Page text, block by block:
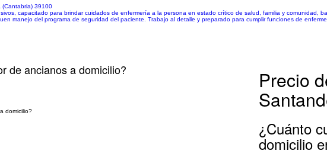
(Cantabria) 39100
capacitado para brindar cuidados de enfermería a la persona en estado crítico de salud, familia y comunidad,
manejo del programa de seguridad del paciente. Trabajo al detalle y preparado para cumplir funciones de
de ancianos a domicilio? Precio
¿Cuánto
domicilio